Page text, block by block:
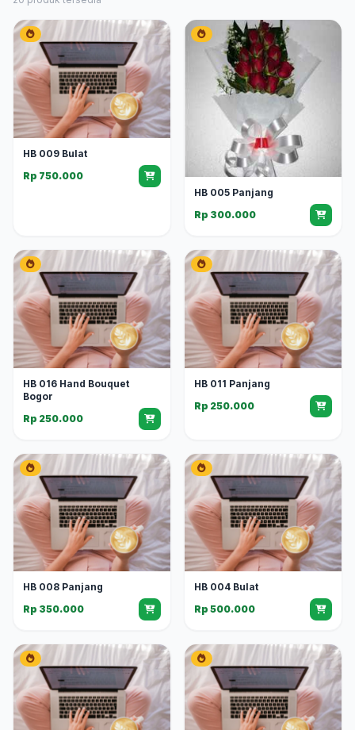
HB 009 Bulat
Rp 750.000
HB 005 Panjang
Rp 300.000
HB 016 Hand Bouquet
Bogor
Rp 250.000
HB 011 Panjang
Rp 250.000
HB 008 Panjang
Rp 350.000
HB 004 Bulat
Rp 500.000